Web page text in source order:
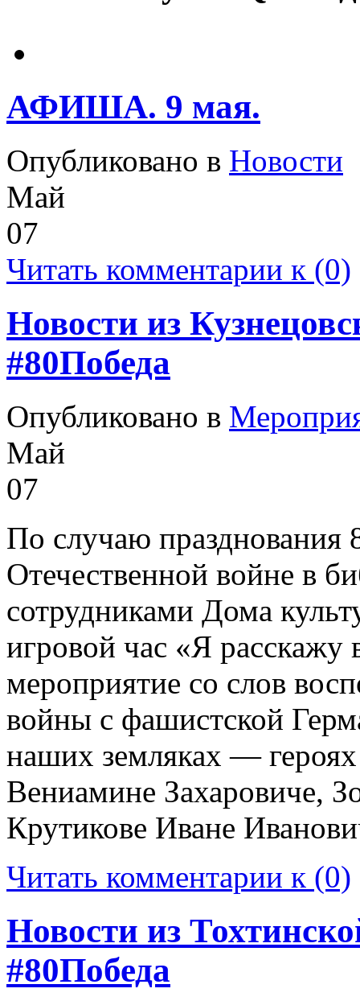
АФИША. 9 мая.
Опубликовано в Новости
Май
07
Читать комментарии к (0)
Новости из
#80Победа
Опубликовано в
Май
07
По случаю празднования
Отечественной войне в
сотрудниками Дома
игровой час «Я расскажу
мероприятие со слов
войны с фашистской
наших земляках —
Вениамине Захаровиче,
Крутикове Иване
Читать комментарии к (0)
Новости из
#80Победа